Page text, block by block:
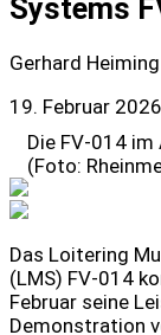
Systems
Gerhard Heiming
19. Februar 2026
Die FV-014
(Foto:
Das Loitering
(LMS) FV-014
Februar seine
Demonstration